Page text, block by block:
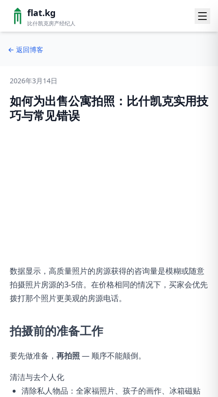
flat.kg
比什凯克房产经纪人
← 返回博客
2026年3月14日
如何为出售公寓拍照：比什凯克实用技
巧与常见错误
数据显示，高质量照片的房源获得的咨询量是模糊或随意
拍摄照片房源的3-5倍。在价格相同的情况下，买家会优先
拨打那个照片更美观的房源电话。
拍摄前的准备工作
要先做准备， 再拍照 — 顺序不能颠倒。
清洁与去个人化
清除私人物品：全家福照片、孩子的画作、冰箱磁贴